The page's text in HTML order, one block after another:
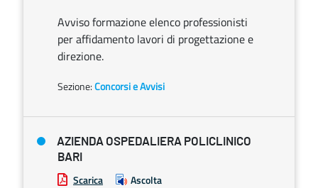
Avviso formazione elenco professionisti
per affidamento lavori di progettazione e
direzione.
Sezione:Concorsi e Avvisi
AZIENDA OSPEDALIERA POLICLINICO
BARI
Scarica Ascolta